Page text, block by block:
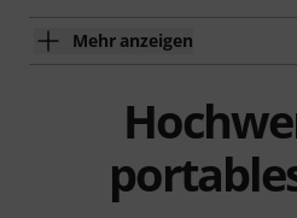
Mehr anzeigen